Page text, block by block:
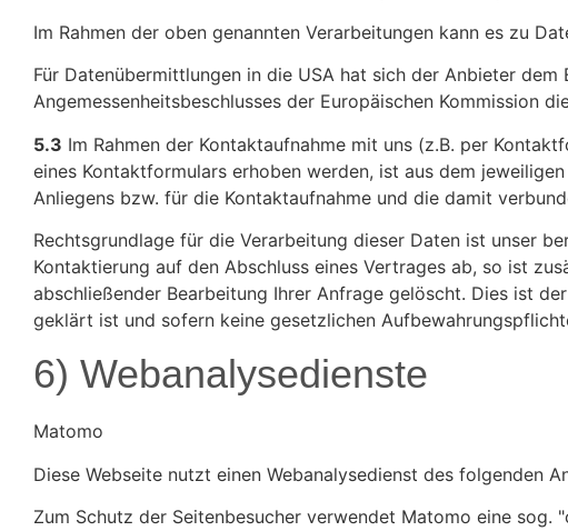
Im Rahmen der oben genannten Verarbeitungen kann es zu
Für Datenübermittlungen in die USA hat sich der Anbieter
Angemessenheitsbeschlusses der Europäischen Kommission
5.3 Im Rahmen der Kontaktaufnahme mit uns (z.B. per
eines Kontaktformulars erhoben werden, ist aus dem
Anliegens bzw. für die Kontaktaufnahme und die damit
Rechtsgrundlage für die Verarbeitung dieser Daten ist unser
Kontaktierung auf den Abschluss eines Vertrages ab, so ist
abschließender Bearbeitung Ihrer Anfrage gelöscht. Dies ist
geklärt ist und sofern keine gesetzlichen
6) Webanalysedienste
Matomo
Diese Webseite nutzt einen Webanalysedienst des folgenden
Zum Schutz der Seitenbesucher verwendet Matomo eine